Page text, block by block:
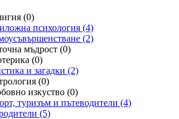
(0)
психология (4)
(2)
мъдрост (0)
(0)
и загадки (2)
(0)
изкуство (0)
туризъм и пътеводители (4)
(5)